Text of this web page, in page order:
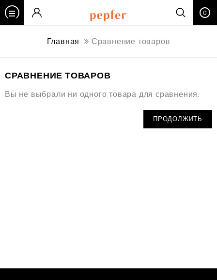
0
Главная Сравнение товаров
СРАВНЕНИЕ ТОВАРОВ
Вы не выбрали ни одного товара для сравнения.
ПРОДОЛЖИТЬ